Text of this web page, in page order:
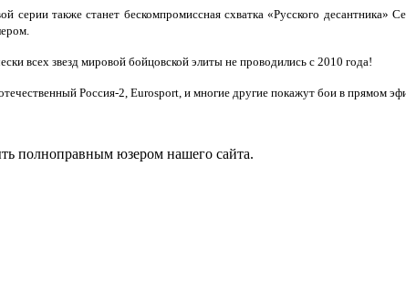
серии также станет бескомпромиссная схватка «Русского
всех звезд мировой бойцовской элиты не проводились с 2010 года!
Россия-2, Eurosport, и многие другие покажут бои в прямом
полноправным юзером нашего сайта.